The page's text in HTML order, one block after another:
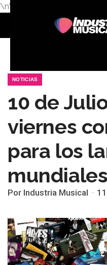
\n\n
NOTICIAS
10 de
viernes
para los
mundiales
Por Industria Musical